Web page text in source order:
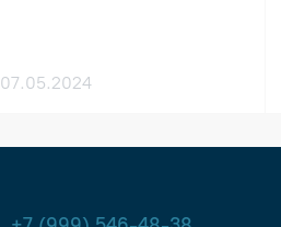
07.05.2024